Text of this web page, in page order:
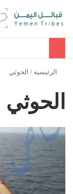
الرئيسية / الحوثي
الحوثي